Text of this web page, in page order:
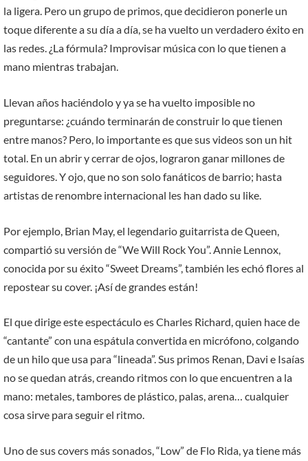
la ligera. Pero un grupo de primos, que decidieron ponerle un
toque diferente a su día a día, se ha vuelto un verdadero éxito en
las redes. ¿La fórmula? Improvisar música con lo que tienen a
mano mientras trabajan.
Llevan años haciéndolo y ya se ha vuelto imposible no
preguntarse: ¿cuándo terminarán de construir lo que tienen
entre manos? Pero, lo importante es que sus videos son un hit
total. En un abrir y cerrar de ojos, lograron ganar millones de
seguidores. Y ojo, que no son solo fanáticos de barrio; hasta
artistas de renombre internacional les han dado su like.
Por ejemplo, Brian May, el legendario guitarrista de Queen,
compartió su versión de “We Will Rock You”. Annie Lennox,
conocida por su éxito “Sweet Dreams”, también les echó flores al
repostear su cover. ¡Así de grandes están!
El que dirige este espectáculo es Charles Richard, quien hace de
“cantante” con una espátula convertida en micrófono, colgando
de un hilo que usa para “lineada”. Sus primos Renan, Davi e Isaías
no se quedan atrás, creando ritmos con lo que encuentren a la
mano: metales, tambores de plástico, palas, arena… cualquier
cosa sirve para seguir el ritmo.
Uno de sus covers más sonados, “Low” de Flo Rida, ya tiene más